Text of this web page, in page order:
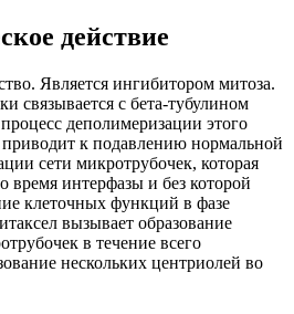
действие
Является ингибитором митоза.
связывается с бета-тубулином
деполимеризации этого
к подавлению нормальной
сети микротрубочек, которая
интерфазы и без которой
клеточных функций в фазе
вызывает образование
в течение всего
нескольких центриолей во